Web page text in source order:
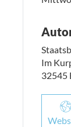
Im
32545